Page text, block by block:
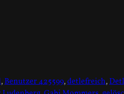
,Benutzer 425599,detlefreich,